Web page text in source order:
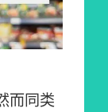
而同类